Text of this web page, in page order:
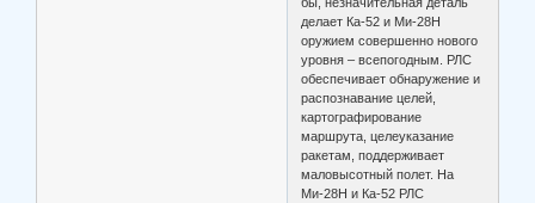
делает Ка-52 и Ми-28Н
оружием совершенно нового
уровня – всепогодным. РЛС
обеспечивает обнаружение и
распознавание целей,
картографирование
маршрута, целеуказание
ракетам, поддерживает
маловысотный полет. На
Ми-28Н и Ка-52 РЛС